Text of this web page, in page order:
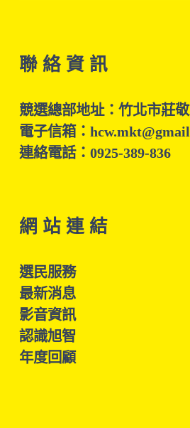
聯 絡 資 訊
競選總部地址：竹北市莊
電子信箱：
連絡電話：0925-389-836
網 站 連 結
選民服務
最新消息
影音資訊
認識旭智
年度回顧